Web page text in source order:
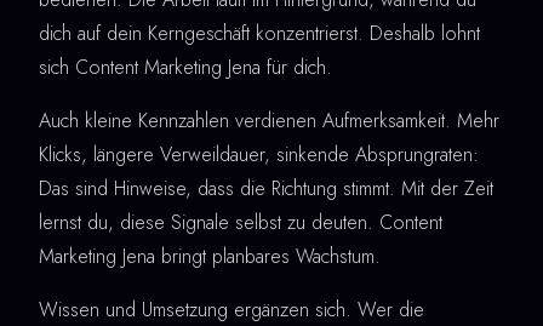
dich auf dein Kerngeschäft konzentrierst. Deshalb lohnt
sich Content Marketing Jena für dich.
Auch kleine Kennzahlen verdienen Aufmerksamkeit. Mehr
Klicks, längere Verweildauer, sinkende Absprungraten:
Das sind Hinweise, dass die Richtung stimmt. Mit der Zeit
lernst du, diese Signale selbst zu deuten. Content
Marketing Jena bringt planbares Wachstum.
Wissen und Umsetzung ergänzen sich. Wer die